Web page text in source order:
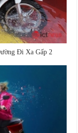
Đi Xa Gấp 2